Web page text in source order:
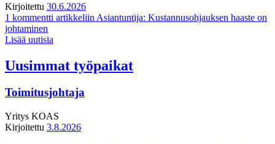
Kirjoitettu 30.6.2026
1 kommentti artikkeliin Asiantuntija: Kustannusohjauksen haaste on
johtaminen
Lisää uutisia
Uusimmat työpaikat
Toimitusjohtaja
Yritys KOAS
Kirjoitettu 3.8.2026